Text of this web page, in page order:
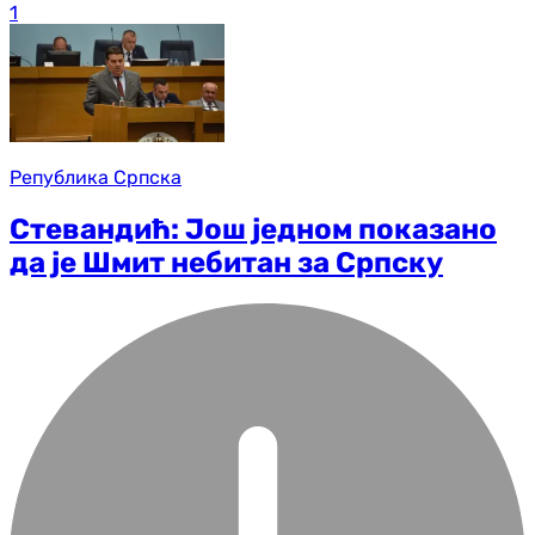
1
Република Српска
Стевандић: Још једном показано
да је Шмит небитан за Српску